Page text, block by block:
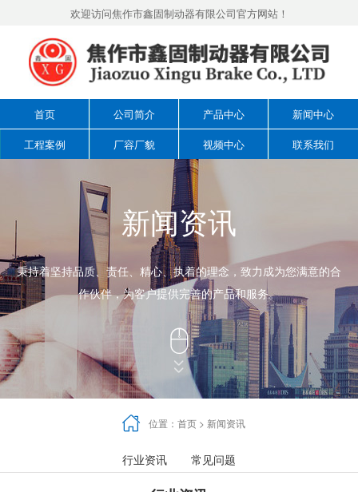
欢迎访问焦作市鑫固制动器有限公司官方网站！
首页 公司简介 产品中心
新闻中心
工程案例
厂容厂貌 视频中心 联系我们
新闻资讯
秉持着坚持品质、责任、精心、执着的理念，致力成为您满意的合
作伙伴，为客户提供完善的产品和服务。



 位置： 首页 > 新闻资讯
行业资讯 常见问题